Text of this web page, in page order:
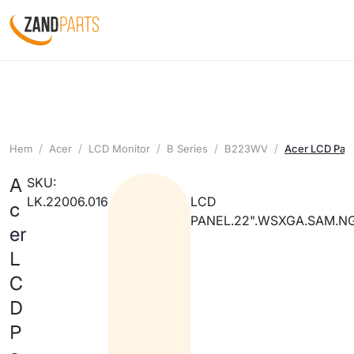
Hem Acer LCD Monitor B Series B223WV Acer LCD
A
c
er
L
C
D
P
SKU:
LK.22006.016
LCD